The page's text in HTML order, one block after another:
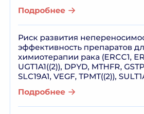
Подробнее
Риск развития
эффективность препаратов
химиотерапии рака (ERCC1,
UGT1A1((2)), DPYD, MTHFR,
SLC19A1, VEGF, TPMT((2)),
Подробнее